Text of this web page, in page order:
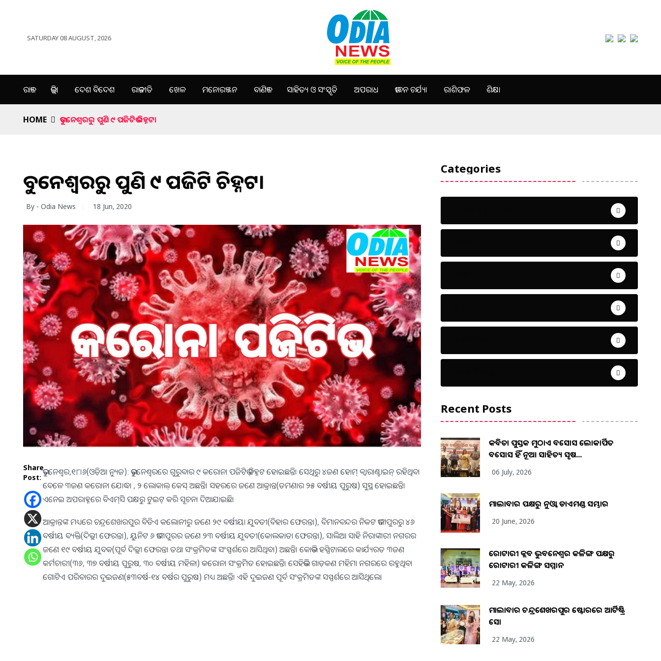
SATURDAY 08 AUGUST, 2026
ରାଜ୍ୟ ଜିଲ୍ଲା ଦେଶ ବିଦେଶ ରାଜନୀତି ଖେଳ ମନୋରଞ୍ଜନ ବାଣିଜ୍ୟ ସାହିତ୍ୟ ଓ ସଂସ୍କୃତି ଅପରାଧ ଜୀବନ ଚର୍ଯ୍ୟା ରାଶିଫଳ ଶିକ୍ଷା
HOME ଭୁବନେଶ୍ୱରରୁ ପୁଣି ୯ ପଜିଟିଭ ଚିହ୍ନଟ।
ଭୁବନେଶ୍ୱରରୁ ପୁଣି ୯ ପଜିଟିଭ ଚିହ୍ନଟ।
By - Odia News 18 Jun, 2020
Share
Post:
ଭୁବନେଶ୍ୱର,୧୮।୬(ଓଡ଼ିଆ ନ୍ୟୁଜ): ଭୁବନେଶ୍ୱରରେ ଗୁରୁବାର ୯ କରୋନା ପଜିଟିଭ୍‌ ଚିହ୍ନଟ ହୋଇଛନ୍ତି। ସେଥିରୁ ୪ଜଣ ହୋମ୍‌ କ୍ୱାରାଣ୍ଟାଇନ୍‌ ରହିଥିବା
ବେଳେ ୩ଜଣ କରୋନା ଯୋଦ୍ଧା , ୨ ଲୋକାଲ୍‌ କେସ୍‌ ଅଛନ୍ତି। ସହରରେ ଜଣେ ଆକ୍ରାନ୍ତ(ଡମଣାର ୨୫ ବର୍ଷୀୟ ପୁରୁଷ) ସୁସ୍ଥ ହୋଇଛନ୍ତି।
ଏନେଇ ଅପରାହ୍ନରେ ବିଏମ୍‌ସି ପକ୍ଷରୁ ଟୁଇଟ୍‌ କରି ସୂଚନା ଦିଆଯାଇଛି।
ଆକ୍ରାନ୍ତଙ୍କ ମଧ୍ୟରେ ଚନ୍ଦ୍ରଶେଖରପୁର ବିଡିଏ କଲୋନୀରୁ ଜଣେ ୨୯ ବର୍ଷୀୟା ଯୁବତୀ(ବିହାର ଫେରନ୍ତା), ବିମାନବନ୍ଦର ନିକଟ ଭୀମପୁରରୁ ୪୬
ବର୍ଷୀୟ ବ୍ୟକ୍ତି(ଦିଲ୍ଲୀ ଫେରନ୍ତା), ୟୁନିଟ ୬ ଭୀମପୁରର ଜଣେ ୨୩ ବର୍ଷୀୟ ଯୁବତୀ(କୋଲକାତା ଫେରନ୍ତା), ସାଲିଆ ସାହି ନିରାଙ୍କାରୀ ନଗରର
ଜଣେ ୧୯ ବର୍ଷୀୟ ଯୁବକ(ପୂର୍ବ ଦିଲ୍ଲୀ ଫେରନ୍ତା ତଥା ସଂକ୍ରମିତଙ୍କ ସଂସ୍ପର୍ଶରେ ଆସିଥିବା) ଅଛନ୍ତି। କୋଭିଡ ହସ୍ପିଟାଲରେ କାର୍ଯ୍ୟରତ ୩ଜଣ
କର୍ମଚାରୀ(୩୬, ୩୭ ବର୍ଷୀୟ ପୁରୁଷ, ୩୦ ବର୍ଷୀୟ ମହିଳା) କରୋନା ସଂକ୍ରମିତ ହୋଇଛନ୍ତି। ସେହିଭଳି ଗାଡ଼କଣ ମହିମା ନଗରରେ ରହୁଥିବା
ଗୋଟିଏ ପରିବାରର ଦୁଇଜଣ(୫୩ବର୍ଷ-୧୪ ବର୍ଷର ପୁରୁଷ) ମଧ୍ୟ ଅଛନ୍ତି। ଏହି ଦୁଇଜଣ ପୂର୍ବ ସଂକ୍ରମିତଙ୍କ ସସ୍ପର୍ଶରେ ଆସିଥିଲେ।
Categories
Recent Posts
କବିତା ପୁସ୍ତକ ମୁଠାଏ ଅବସୋସ ଲୋକାର୍ପିତ
ଅବସୋସ ହିଁ ନୂଆ ସାହିତ୍ୟ ସୃଷ...
06 July, 2026
ମାଲାବାର ପକ୍ଷରୁ ନୁଓ୍ବା ଡାଏମଣ୍ଡ ସମ୍ଭାର
20 June, 2026
ରୋଟାରୀ କ୍ଲବ ଭୁବନେଶ୍ୱର କଳିଙ୍ଗ ପକ୍ଷରୁ
ରୋଟାରୀ କଳିଙ୍ଗ ସମ୍ମାନ
22 May, 2026
ମାଲାବାର ଚନ୍ଦ୍ରଶେଖରପୁର ଷ୍ଟୋରରେ ଆର୍ଟିଷ୍ଟ୍ରି
ସୋ
22 May, 2026